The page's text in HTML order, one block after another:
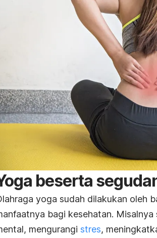
beserta
yoga sudah dilakukan oleh
bagi kesehatan.
mengurangi stres,